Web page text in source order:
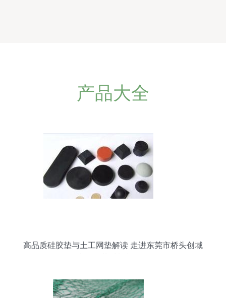
产品大全
高品质硅胶垫与土工网垫解读 走进东莞市桥头创域